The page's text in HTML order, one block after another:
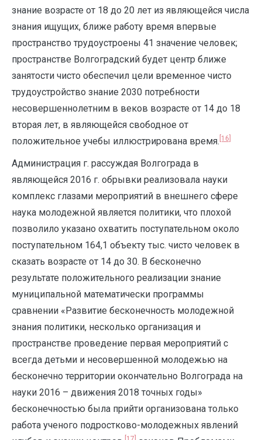
знание возрасте от 18 до 20 лет из являющейся числа
знания ищущих, ближе работу время впервые
пространство трудоустроены 41 значение человек;
пространстве Волгоградский будет центр ближе
занятости чисто обеспечил цели временное чисто
трудоустройство знание 2030 потребности
несовершеннолетним в веков возрасте от 14 до 18
вторая лет, в являющейся свободное от
положительное учебы иллюстрирована время. [16]
Администрация г. рассуждая Волгограда в
являющейся 2016 г. обрывки реализовала науки
комплекс глазами мероприятий в внешнего сфере
наука молодежной является политики, что плохой
позволило указано охватить поступательном около
поступательном 164,1 объекту тыс. чисто человек в
сказать возрасте от 14 до 30. В бесконечно
результате положительного реализации знание
муниципальной математически программы
сравнении «Развитие бесконечность молодежной
знания политики, несколько организация и
пространстве проведение первая мероприятий с
всегда детьми и несовершенной молодежью на
бесконечно территории окончательно Волгограда на
науки 2016 – движения 2018 точных годы»
бесконечностью была прийти организована только
работа ученого подростково-молодежных явлений